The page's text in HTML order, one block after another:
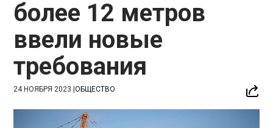
более 12 метров
ввели новые
требования
24 НОЯБРЯ 2023 |ОБЩЕСТВО